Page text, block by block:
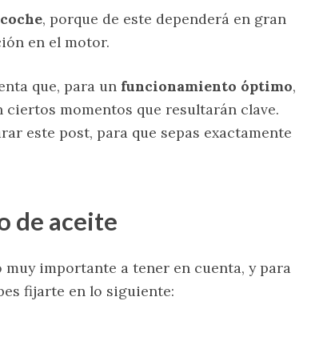
, porque de este dependerá en gran
en el motor.
que, para un funcionamiento óptimo,
ciertos momentos que resultarán clave.
este post, para que sepas exactamente
de aceite
muy importante a tener en cuenta, y para
fijarte en lo siguiente: